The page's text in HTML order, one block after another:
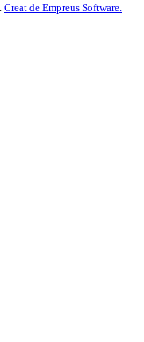
Creat de Empreus Software.